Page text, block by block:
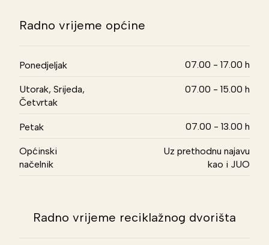
Radno vrijeme općine
Ponedjeljak 07.00 - 17.00 h
Utorak, Srijeda,
Četvrtak
07.00 - 15.00 h
Petak 07.00 - 13.00 h
Općinski
načelnik
Uz prethodnu najavu
kao i JUO
Radno vrijeme reciklažnog dvorišta